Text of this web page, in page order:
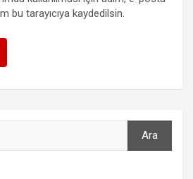
bu tarayıcıya kaydedilsin.
Ara